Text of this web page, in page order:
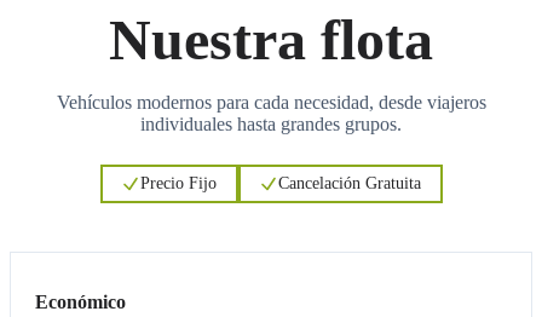
Nuestra flota
Vehículos modernos para cada necesidad, desde viajeros
individuales hasta grandes grupos.
Precio Fijo Cancelación Gratuita
Económico